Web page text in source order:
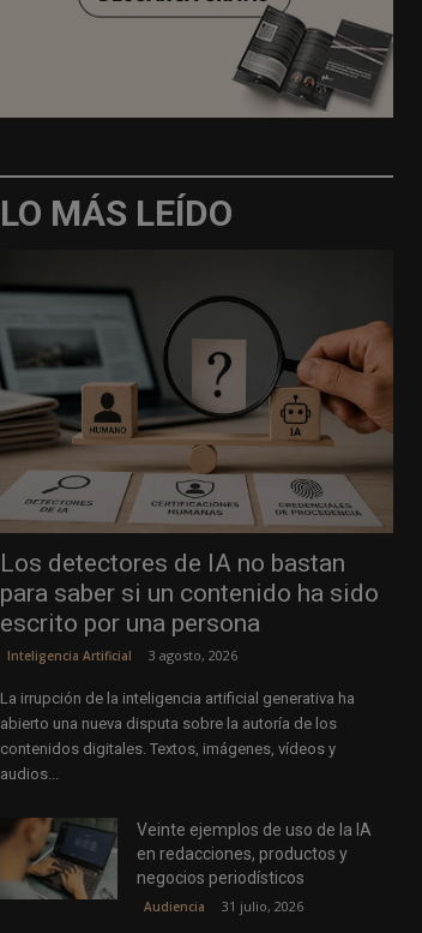
LO MÁS LEÍDO
Los detectores de IA no bastan
para saber si un contenido ha sido
escrito por una persona
Inteligencia Artificial 3 agosto, 2026
La irrupción de la inteligencia artificial generativa ha
abierto una nueva disputa sobre la autoría de los
contenidos digitales. Textos, imágenes, vídeos y
audios...
Veinte ejemplos de uso de la IA
en redacciones, productos y
negocios periodísticos
Audiencia 31 julio, 2026